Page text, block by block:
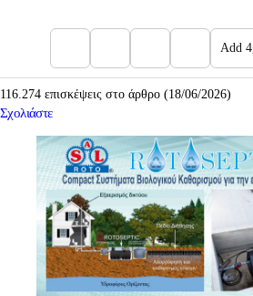
Add
116.274 επισκέψεις στο άρθρο (18/06/2026)
Σχολιάστε